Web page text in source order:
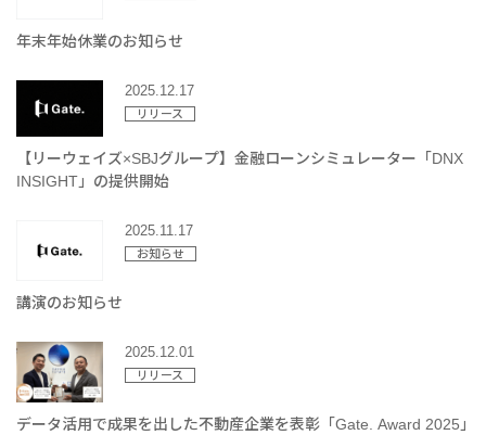
年末年始休業のお知らせ
2025.12.17
リリース
【リーウェイズ×SBJグループ】金融ローンシミュレーター「DNX
INSIGHT」の提供開始
2025.11.17
お知らせ
講演のお知らせ
2025.12.01
リリース
データ活用で成果を出した不動産企業を表彰「Gate. Award 2025」